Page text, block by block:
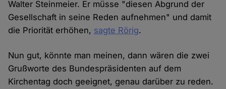
Walter Steinmeier. Er müsse "diesen Abgrund der
Gesellschaft in seine Reden aufnehmen" und damit
die Priorität erhöhen, sagte Rörig.
Nun gut, könnte man meinen, dann wären die zwei
Grußworte des Bundespräsidenten auf dem
Kirchentag doch geeignet, genau darüber zu reden.